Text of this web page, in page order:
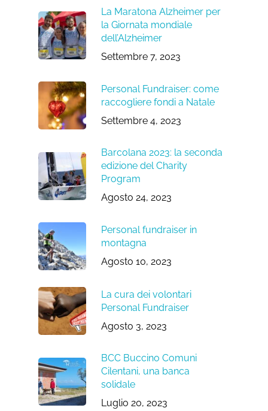
La Maratona Alzheimer per
la Giornata mondiale
dell’Alzheimer
Settembre 7, 2023
Personal Fundraiser: come
raccogliere fondi a Natale
Settembre 4, 2023
Barcolana 2023: la seconda
edizione del Charity
Program
Agosto 24, 2023
Personal fundraiser in
montagna
Agosto 10, 2023
La cura dei volontari
Personal Fundraiser
Agosto 3, 2023
BCC Buccino Comuni
Cilentani, una banca
solidale
Luglio 20, 2023